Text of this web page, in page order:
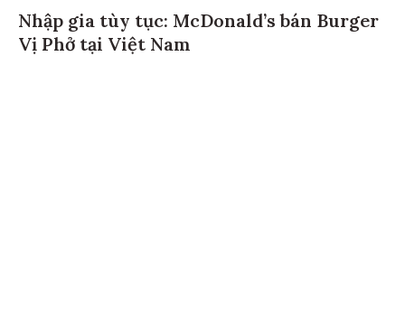
Nhập gia tùy tục: McDonald’s bán Burger
Vị Phở tại Việt Nam